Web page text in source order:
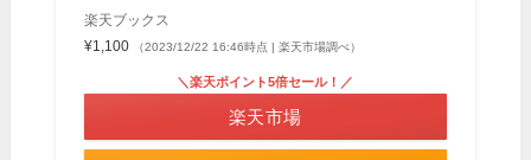
楽天ブックス
¥1,100
（2023/12/22 16:46時点 | 楽天市場調べ）
＼楽天ポイント5倍セール！／
楽天市場